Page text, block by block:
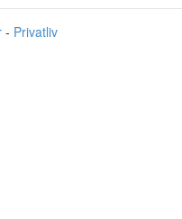
- Privatliv